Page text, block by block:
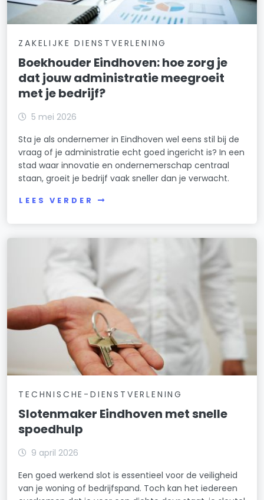
ZAKELIJKE DIENSTVERLENING
Boekhouder Eindhoven: hoe zorg je
dat jouw administratie meegroeit
met je bedrijf?
5 mei 2026
Sta je als ondernemer in Eindhoven wel eens stil bij de
vraag of je administratie echt goed ingericht is? In een
stad waar innovatie en ondernemerschap centraal
staan, groeit je bedrijf vaak sneller dan je verwacht.
LEES VERDER
TECHNISCHE-DIENSTVERLENING
Slotenmaker Eindhoven met snelle
spoedhulp
9 april 2026
Een goed werkend slot is essentieel voor de veiligheid
van je woning of bedrijfspand. Toch kan het iedereen